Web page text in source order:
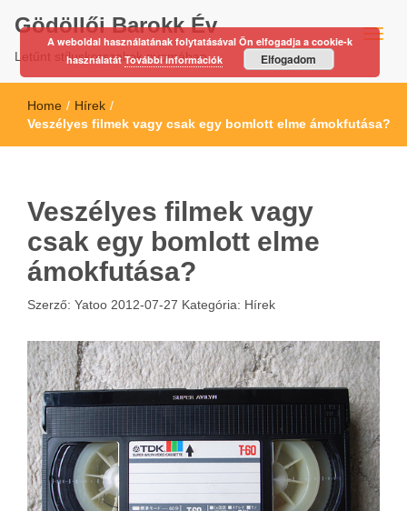
Gödöllői Barokk Év
Letűnt stíluskorszakok nyomában…
Home / Hírek /
Veszélyes filmek vagy csak egy bomlott elme ámokfutása?
Veszélyes filmek vagy
csak egy bomlott elme
ámokfutása?
Szerző: Yatoo 2012-07-27 Kategória: Hírek
A weboldal használatának folytatásával Ön elfogadja a cookie-k
használatátTovábbi információk Elfogadom